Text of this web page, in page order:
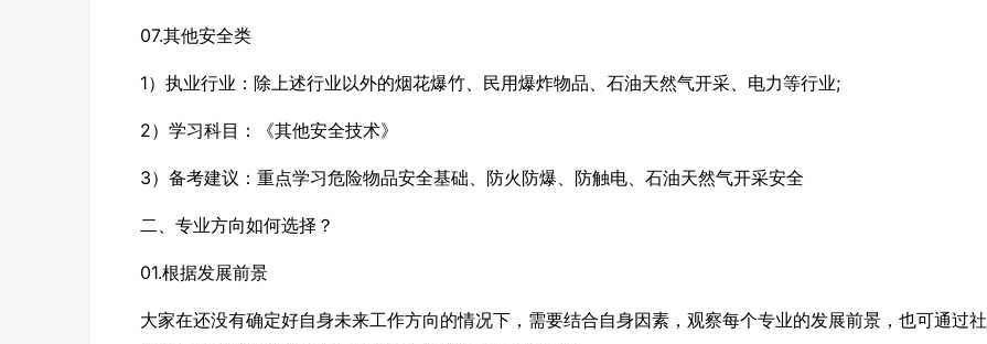
07.其他安全类
1）执业行业：除上述行业以外的烟花爆竹、民用爆炸物品、石油天然气开采、电力等行业;
2）学习科目：《其他安全技术》
3）备考建议：重点学习危险物品安全基础、防火防爆、防触电、石油天然气开采安全
二、专业方向如何选择？
01.根据发展前景
大家在还没有确定好自身未来工作方向的情况下，需要结合自身因素，观察每个专业的发展前景，也可通过社